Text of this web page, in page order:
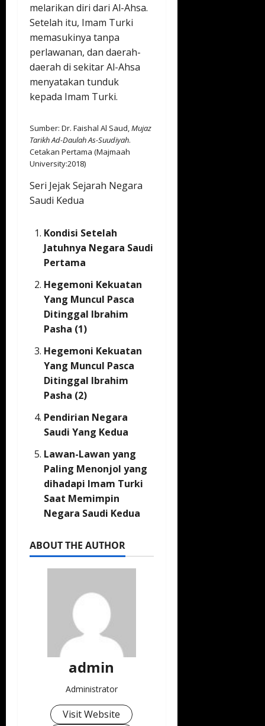
melarikan diri dari Al-Ahsa.
Setelah itu, Imam Turki
memasukinya tanpa
perlawanan, dan daerah-
daerah di sekitar Al-Ahsa
menyatakan tunduk
kepada Imam Turki.
Sumber: Dr. Faishal Al Saud,Mujaz
Tarikh Ad-Daulah As-Suudiyah.
Cetakan Pertama (Majmaah
University:2018)
Seri Jejak Sejarah Negara
Saudi Kedua
Kondisi Setelah
Jatuhnya Negara Saudi
Pertama
Hegemoni Kekuatan
Yang Muncul Pasca
Ditinggal Ibrahim
Pasha (1)
Hegemoni Kekuatan
Yang Muncul Pasca
Ditinggal Ibrahim
Pasha (2)
Pendirian Negara
Saudi Yang Kedua
Lawan-Lawan yang
Paling Menonjol yang
dihadapi Imam Turki
Saat Memimpin
Negara Saudi Kedua
ABOUT THE AUTHOR
admin
Administrator
Visit Website